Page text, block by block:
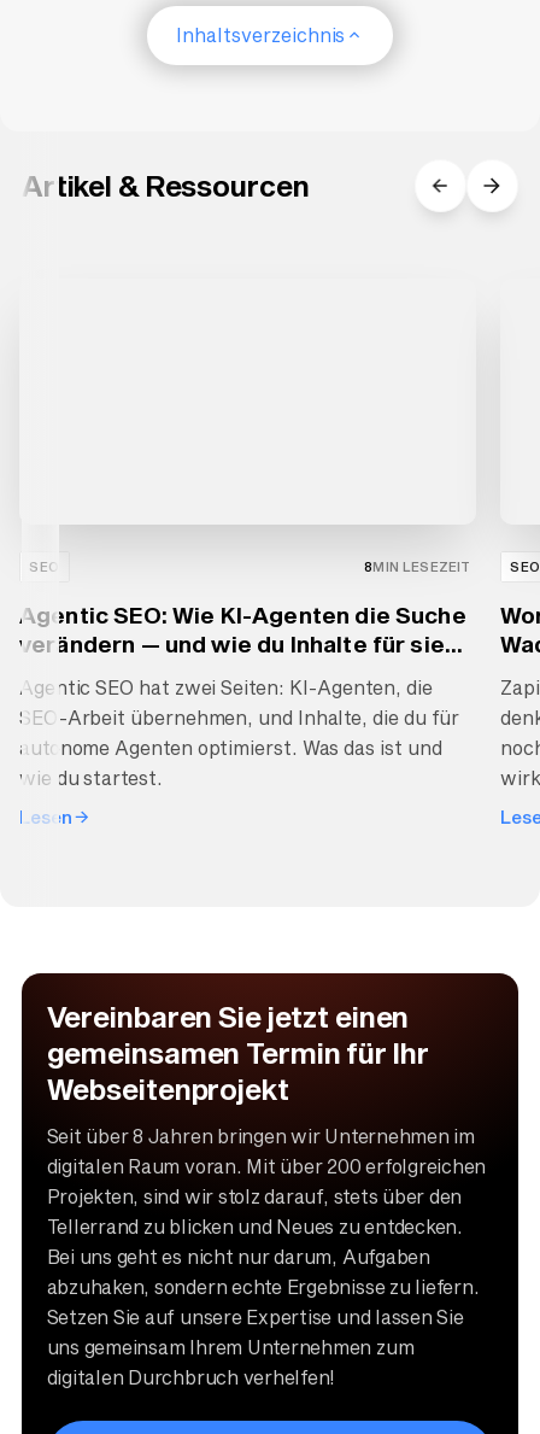
Inhaltsverzeichnis
Artikel & Ressourcen
SEO 8MIN LESEZEIT
Agentic SEO: Wie KI-Agenten die Suche
verändern — und wie du Inhalte für sie
Agentic SEO hat zwei Seiten: KI-Agenten, die
SEO-Arbeit übernehmen, und Inhalte, die du für
autonome Agenten optimierst. Was das ist und
wie du startest.
Lesen
Vereinbaren Sie jetzt einen
gemeinsamen Termin für Ihr
Webseitenprojekt
Seit über 8 Jahren bringen wir Unternehmen im
digitalen Raum voran. Mit über 200 erfolgreichen
Projekten, sind wir stolz darauf, stets über den
Tellerrand zu blicken und Neues zu entdecken.
Bei uns geht es nicht nur darum, Aufgaben
abzuhaken, sondern echte Ergebnisse zu liefern.
Setzen Sie auf unsere Expertise und lassen Sie
uns gemeinsam Ihrem Unternehmen zum
digitalen Durchbruch verhelfen!